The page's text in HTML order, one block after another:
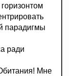
парадигмы
ради
Мне